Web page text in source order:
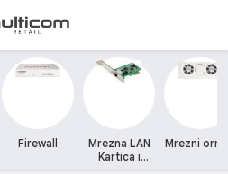
Firewall
Mrezna LAN
Kartica i
Mrezni